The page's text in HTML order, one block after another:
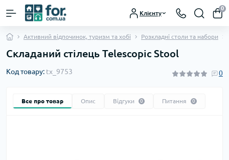
Клієнту
0
Активний відпочинок, туризм та хобі Розкладні столи та набори
Складаний стілець Telescopic Stool
Код товару: tx_9753 0
Все про товар Опис Відгуки 0 Питання 0